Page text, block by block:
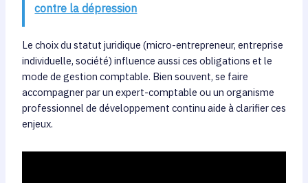
contre la dépression
Le choix du statut juridique (micro-entrepreneur, entreprise
individuelle, société) influence aussi ces obligations et le
mode de gestion comptable. Bien souvent, se faire
accompagner par un expert-comptable ou un organisme
professionnel de développement continu aide à clarifier ces
enjeux.